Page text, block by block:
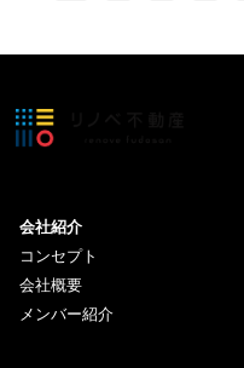
会社紹介
コンセプト
会社概要
メンバー紹介